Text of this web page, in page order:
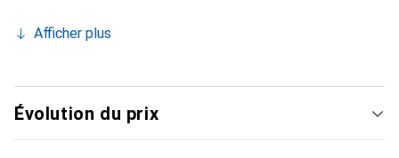
Afficher plus
Évolution du prix